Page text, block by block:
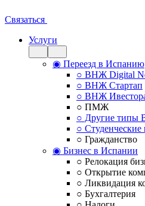
Связаться
Услуги
◉ Переезд в Испанию
○ ВНЖ Digital
○ ВНЖ Стартап
○ ВНЖ
○ ПМЖ
○ Другие
○ Студенческие
○ Гражданство
◉ Бизнес в Испании
○ Релокация
○ Открытие
○ Ликвидация
○ Бухгалтерия